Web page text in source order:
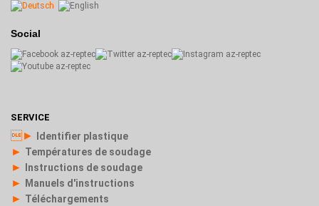
Social
SERVICE
► Identifier plastique
► Températures de soudage
► Instructions de soudage
► Manuels d'instructions
► Téléchargements